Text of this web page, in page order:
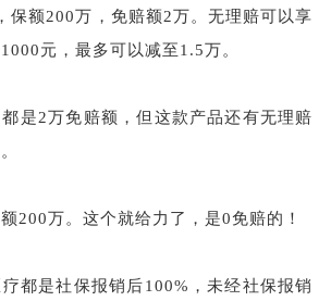
，保额200万，免赔额2万。无理赔可以享
元，最多可以减至1.5万。
是2万免赔额，但这款产品还有无理赔
200万。这个就给力了，是0免赔的！
都是社保报销后100%，未经社保报销